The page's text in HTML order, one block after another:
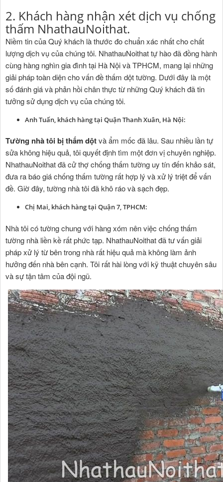
2. Khách hàng nhận xét dịch vụ chống
thấm NhathauNoithat.
Niềm tin của Quý khách là thước đo chuẩn xác nhất cho chất
lượng dịch vụ của chúng tôi. NhathauNoithat tự hào đã đồng hành
cùng hàng nghìn gia đình tại Hà Nội và TPHCM, mang lại những
giải pháp toàn diện cho vấn đề thấm dột tường. Dưới đây là một
số đánh giá và phản hồi chân thực từ những Quý khách đã tin
tưởng sử dụng dịch vụ của chúng tôi.
Anh Tuấn, khách hàng tại Quận Thanh Xuân, Hà Nội:
Tường nhà tôi bị thấm dộtvà ẩm mốc đã lâu. Sau nhiều lần tự
sửa không hiệu quả, tôi quyết định tìm một đơn vị chuyên nghiệp.
NhathauNoithat đã cử thợ chống thấm tường uy tín đến khảo sát,
đưa ra báo giá chống thấm tường rất hợp lý và xử lý triệt để vấn
đề. Giờ đây, tường nhà tôi đã khô ráo và sạch đẹp.
Chị Mai, khách hàng tại Quận 7, TPHCM:
Nhà tôi có tường chung với hàng xóm nên việc chống thấm
tường nhà liền kề rất phức tạp. NhathauNoithat đã tư vấn giải
pháp xử lý từ bên trong nhà rất hiệu quả mà không làm ảnh
hưởng đến nhà bên cạnh. Tôi rất hài lòng với kỹ thuật chuyên sâu
và sự tận tâm của đội ngũ.